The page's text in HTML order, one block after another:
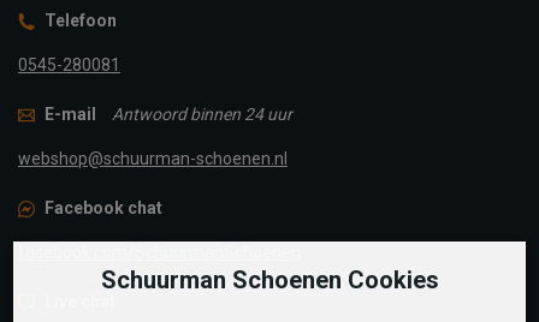
Telefoon
0545-280081
E-mail Antwoord binnen 24 uur
webshop@schuurman-schoenen.nl
Facebook chat
Schuurman Schoenen Cookies